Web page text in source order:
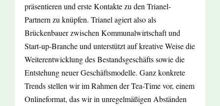
präsentieren und erste Kontakte zu den Trianel-
Partnern zu knüpfen. Trianel agiert also als
Brückenbauer zwischen Kommunalwirtschaft und
Start-up-Branche und unterstützt auf kreative Weise die
Weiterentwicklung des Bestandsgeschäfts sowie die
Entstehung neuer Geschäftsmodelle. Ganz konkrete
Trends stellen wir im Rahmen der Tea-Time vor, einem
Onlineformat, das wir in unregelmäßigen Abständen